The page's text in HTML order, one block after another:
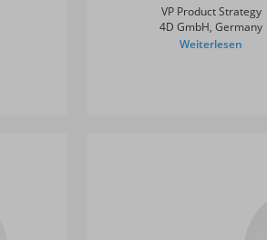
VP Product Strategy
4D GmbH, Germany
Weiterlesen